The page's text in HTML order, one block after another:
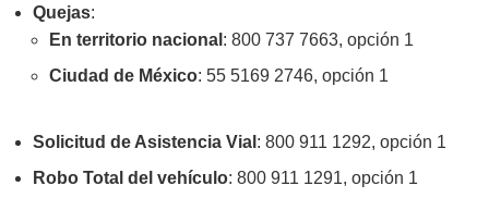
Quejas:
En territorio nacional : 800 737 7663, opción 1
Ciudad de México: 55 5169 2746, opción 1
Solicitud de Asistencia Vial : 800 911 1292, opción 1
Robo Total del vehículo: 800 911 1291, opción 1